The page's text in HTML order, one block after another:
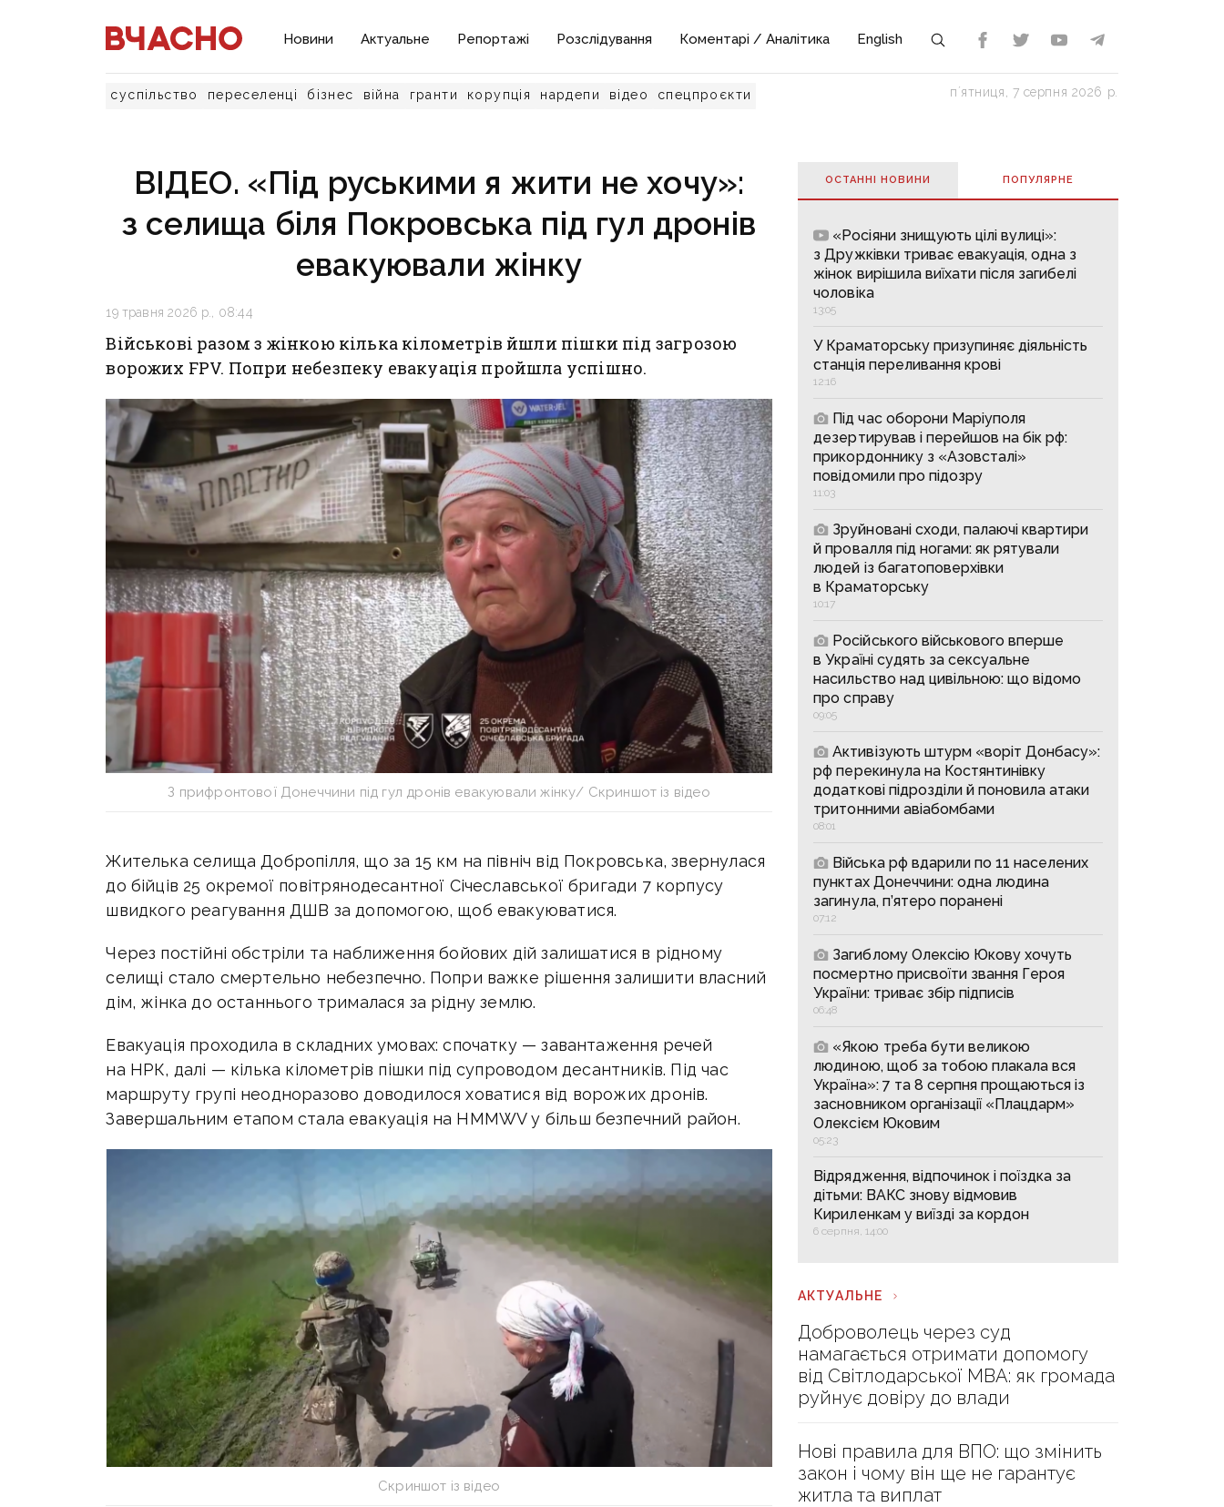
Новини Актуальне Репортажі Розслідування Коментарі / Аналітика English
суспільство переселенці бізнес війна гранти корупція нардепи відео спецпроєкти пʼятниця, 7 серпня 2026 р.
ВІДЕО. «Під руськими я жити не хочу»:
з селища біля Покровська під гул дронів
евакуювали жінку
19 травня 2026 р., 08:44
Військові разом з жінкою кілька кілометрів йшли пішки під загрозою
ворожих FPV. Попри небезпеку евакуація пройшла успішно.
З прифронтової Донеччини під гул дронів евакуювали жінку/ Скриншот із відео
Жителька селища Добропілля, що за 15 км на північ від Покровська, звернулася
до бійців 25 окремої повітрянодесантної Січеславської бригади 7 корпусу
швидкого реагування ДШВ за допомогою, щоб евакуюватися.
Через постійні обстріли та наближення бойових дій залишатися в рідному
селищі стало смертельно небезпечно. Попри важке рішення залишити власний
дім, жінка до останнього трималася за рідну землю.
Евакуація проходила в складних умовах: спочатку — завантаження речей
на НРК, далі — кілька кілометрів пішки під супроводом десантників. Під час
маршруту групі неодноразово доводилося ховатися від ворожих дронів.
Завершальним етапом стала евакуація на HMMWV у більш безпечний район.
Скриншот із відео
ОСТАННІ НОВИНИ ПОПУЛЯРНE
«Росіяни знищують цілі вулиці»:
з Дружківки триває евакуація, одна з
жінок вирішила виїхати після загибелі
чоловіка
13:05
У Краматорську призупиняє діяльність
станція переливання крові
12:16
Під час оборони Маріуполя
дезертирував і перейшов на бік рф:
прикордоннику з «Азовсталі»
повідомили про підозру
11:03
Зруйновані сходи, палаючі квартири
й провалля під ногами: як рятували
людей із багатоповерхівки
в Краматорську
10:17
Російського військового вперше
в Україні судять за сексуальне
насильство над цивільною: що відомо
про справу
09:05
Активізують штурм «воріт Донбасу»:
рф перекинула на Костянтинівку
додаткові підрозділи й поновила атаки
тритонними авіабомбами
08:01
Війська рф вдарили по 11 населених
пунктах Донеччини: одна людина
загинула, п’ятеро поранені
07:12
Загиблому Олексію Юкову хочуть
посмертно присвоїти звання Героя
України: триває збір підписів
06:48
«Якою треба бути великою
людиною, щоб за тобою плакала вся
Україна»: 7 та 8 серпня прощаються із
засновником організації «Плацдарм»
Олексієм Юковим
05:23
Відрядження, відпочинок і поїздка за
дітьми: ВАКС знову відмовив
Кириленкам у виїзді за кордон
6 серпня, 14:00
АКТУАЛЬНЕ
Доброволець через суд
намагається отримати допомогу
від Світлодарської МВА: як громада
руйнує довіру до влади
Нові правила для ВПО: що змінить
закон і чому він ще не гарантує
житла та виплат